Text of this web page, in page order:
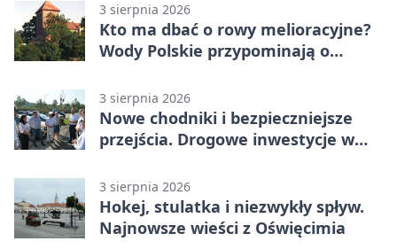
3 sierpnia 2026
Kto ma dbać o rowy melioracyjne?
Wody Polskie przypominają o
3 sierpnia 2026
Nowe chodniki i bezpieczniejsze
przejścia. Drogowe inwestycje w
3 sierpnia 2026
Hokej, stulatka i niezwykły spływ.
Najnowsze wieści z Oświęcimia